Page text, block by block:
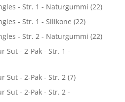
- Str. 1 - Naturgummi (22)
- Str. 1 - Silikone (22)
- Str. 2 - Naturgummi (22)
Sut - 2-Pak - Str. 1 -
Sut - 2-Pak - Str. 2 (7)
Sut - 2-Pak - Str. 2 -